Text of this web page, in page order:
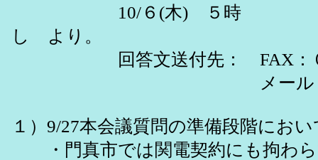
10/６(木) ５
し より。
回答文送付先： FAX：０６
メール
１）9/27本会議質問の準備段階にお
・門真市では関電契約にも拘わら